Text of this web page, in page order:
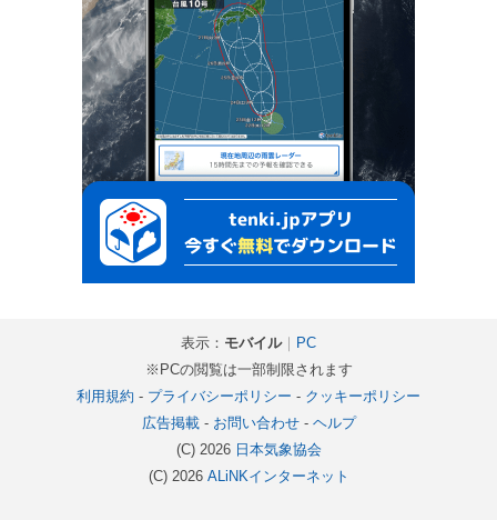
表示： モバイル｜ PC
※PCの閲覧は一部制限されます
利用規約 - プライバシーポリシー - クッキーポリシー
広告掲載- お問い合わせ- ヘルプ
(C) 2026 日本気象協会
(C) 2026 ALiNKインターネット